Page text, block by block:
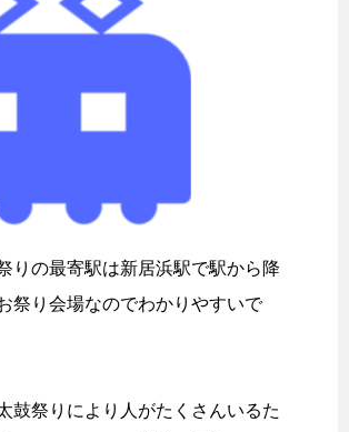
りの最寄駅は新居浜駅で駅から降
祭り会場なのでわかりやすいで
鼓祭りにより人がたくさんいるた